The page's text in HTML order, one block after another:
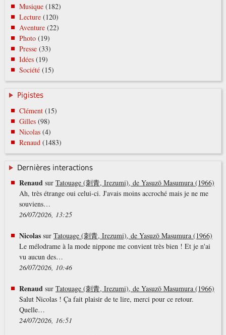
Musique (182)
Lecture (120)
Aventure (22)
Photo (19)
Presse (33)
Idées (19)
Société (15)
Pigistes
Clément(15)
Gilles(98)
Nicolas(4)
Renaud(1483)
Dernières interactions
Renaudsur Tatouage (刺青, Irezumi), de Yasuzō Masumura (1966)
Ah, très étrange oui celui-ci. J'avais moins accroché mais je ne me
souviens…
26/07/2026, 13:25
Nicolassur Tatouage (刺青, Irezumi), de Yasuzō Masumura (1966)
Le mélodrame à la mode nippone me convient très bien ! Et je n'ai
vu aucun des…
26/07/2026, 10:46
Renaudsur Tatouage (刺青, Irezumi), de Yasuzō Masumura (1966)
Salut Nicolas ! Ça fait plaisir de te lire, merci pour ce retour.
Quelle…
24/07/2026, 16:51